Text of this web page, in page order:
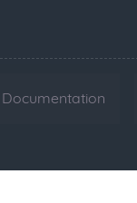
Documentation